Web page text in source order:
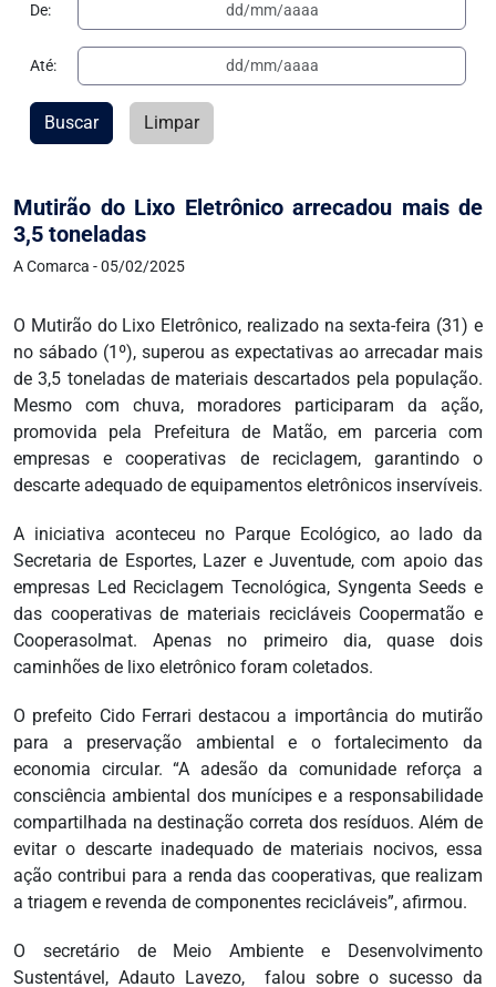
Mutirão do Lixo Eletrônico arrecadou mais de
3,5 toneladas
A Comarca - 05/02/2025
O Mutirão do Lixo Eletrônico, realizado na sexta-feira (31) e
no sábado (1º), superou as expectativas ao arrecadar mais
de 3,5 toneladas de materiais descartados pela população.
Mesmo com chuva, moradores participaram da ação,
promovida pela Prefeitura de Matão, em parceria com
empresas e cooperativas de reciclagem, garantindo o
descarte adequado de equipamentos eletrônicos inservíveis.
A iniciativa aconteceu no Parque Ecológico, ao lado da
Secretaria de Esportes, Lazer e Juventude, com apoio das
empresas Led Reciclagem Tecnológica, Syngenta Seeds e
das cooperativas de materiais recicláveis Coopermatão e
Cooperasolmat. Apenas no primeiro dia, quase dois
caminhões de lixo eletrônico foram coletados.
O prefeito Cido Ferrari destacou a importância do mutirão
para a preservação ambiental e o fortalecimento da
economia circular. “A adesão da comunidade reforça a
consciência ambiental dos munícipes e a responsabilidade
compartilhada na destinação correta dos resíduos. Além de
evitar o descarte inadequado de materiais nocivos, essa
ação contribui para a renda das cooperativas, que realizam
a triagem e revenda de componentes recicláveis”, afirmou.
O secretário de Meio Ambiente e Desenvolvimento
Sustentável, Adauto Lavezo, falou sobre o sucesso da
De:
Até:
Buscar Limpar